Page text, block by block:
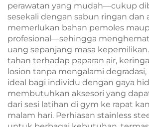
perawatan yang mudah—cukup
sesekali dengan sabun ringan dan
memerlukan bahan pemoles
profesional—sehingga
uang sepanjang masa
tahan terhadap paparan air,
losion tanpa mengalami
ideal bagi individu dengan gaya
membutuhkan aksesori yang
dari sesi latihan di gym ke rapat
malam hari. Perhiasan stainless